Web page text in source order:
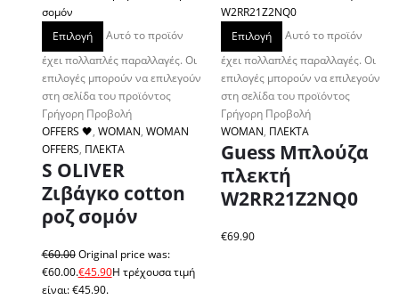
Επιλογή
Αυτό το προϊόν
έχει πολλαπλές παραλλαγές. Οι
επιλογές μπορούν να επιλεγούν
στη σελίδα του προϊόντος
Γρήγορη Προβολή
OFFERS 🖤, WOMAN, WOMAN
OFFERS, ΠΛΕΚΤΑ
S OLIVER
Ζιβάγκο cotton
ροζ σομόν
€60.00 Original price was:
€60.00.€45.90Η τρέχουσα τιμή
είναι: €45.90.
Επιλογή
Αυτό το προϊόν
έχει πολλαπλές παραλλαγές. Οι
επιλογές μπορούν να επιλεγούν
στη σελίδα του προϊόντος
Γρήγορη Προβολή
WOMAN, ΠΛΕΚΤΑ
Guess Μπλούζα
πλεκτή
W2RR21Z2NQ0
€69.90